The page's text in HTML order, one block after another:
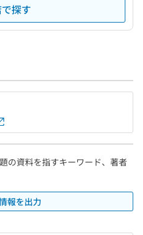
探す
の資料を指すキーワード、著者
報を出力